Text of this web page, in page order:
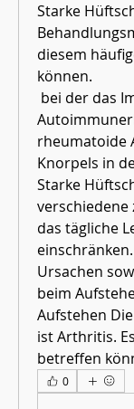
Starke
diesem
können.
rheumatoide
Knorpels in
Starke
verschiedene
das tägliche
Ursachen
beim
Aufstehen
ist Arthritis.
betreffen
0